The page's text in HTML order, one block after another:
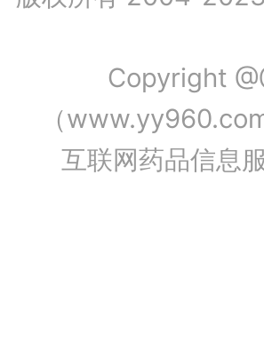
Copyright
（
互联网药品信息